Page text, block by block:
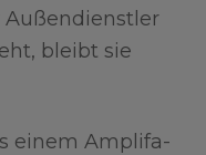
Außendienstler
bleibt sie
einem Amplifa-